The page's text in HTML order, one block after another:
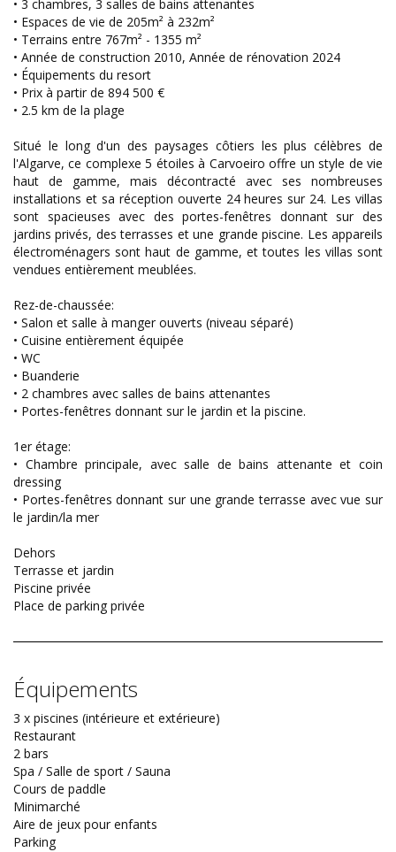
• 3 chambres, 3 salles de bains attenantes
• Espaces de vie de 205m² à 232m²
• Terrains entre 767m² - 1355 m²
• Année de construction 2010, Année de rénovation 2024
• Équipements du resort
• Prix à partir de 894 500 €
• 2.5 km de la plage
Situé le long d'un des paysages côtiers les plus célèbres de
l'Algarve, ce complexe 5 étoiles à Carvoeiro offre un style de vie
haut de gamme, mais décontracté avec ses nombreuses
installations et sa réception ouverte 24 heures sur 24. Les villas
sont spacieuses avec des portes-fenêtres donnant sur des
jardins privés, des terrasses et une grande piscine. Les appareils
électroménagers sont haut de gamme, et toutes les villas sont
vendues entièrement meublées.
Rez-de-chaussée:
• Salon et salle à manger ouverts (niveau séparé)
• Cuisine entièrement équipée
• WC
• Buanderie
• 2 chambres avec salles de bains attenantes
• Portes-fenêtres donnant sur le jardin et la piscine.
1er étage:
• Chambre principale, avec salle de bains attenante et coin
dressing
• Portes-fenêtres donnant sur une grande terrasse avec vue sur
le jardin/la mer
Dehors
Terrasse et jardin
Piscine privée
Place de parking privée
Équipements
3 x piscines (intérieure et extérieure)
Restaurant
2 bars
Spa / Salle de sport / Sauna
Cours de paddle
Minimarché
Aire de jeux pour enfants
Parking